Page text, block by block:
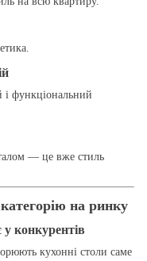
функціональний
— це вже стиль
на ринку
конкурентів
кухонні столи саме